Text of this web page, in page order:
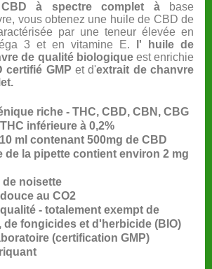
à spectre complet àbase
vous obtenez une huile de CBD de
par une teneur élevée en
3 et en vitamine E.
l' huile de
de qualité biologique est enrichie
certifié GMPet d'extrait de chanvre
riche - THC, CBD, CBN, CBG
inférieure à 0,2%
ml contenant 500mg de CBD
de la pipette contient environ 2 mg
noisette
au CO2
- totalement exempt de
de fongicides et d'herbicide (BIO)
(certification GMP)